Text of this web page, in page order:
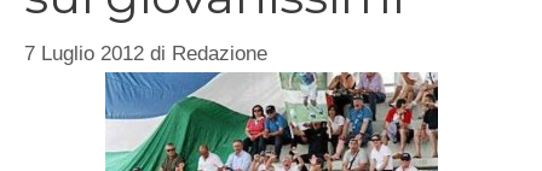
7 Luglio 2012 di Redazione